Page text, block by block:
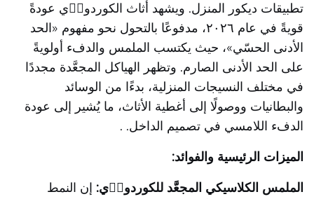
تطبيقات ديكور المنزل. ويشهد أثاث الكوردوযِي عودةً
قويةً في عام ٢٠٢٦، مدفوعًا بالتحول نحو مفهوم «الحد
الأدنى الحسّي»، حيث يكتسب الملمس والدفء أولويةً
على الحد الأدنى الصارم. وتظهر الهياكل المجعَّدة مجددًا
في مختلف النسيجات المنزلية، بدءًا من الوسائد
والبطانيات ووصولًا إلى أغطية الأثاث، ما يُشير إلى عودة
الدفء اللامسي في تصميم الداخل. .
الميزات الرئيسية والفوائد:
الملمس الكلاسيكي المجعَّد للكوردوযِي:
إن النمط